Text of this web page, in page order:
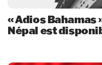
« Adios
Népal est